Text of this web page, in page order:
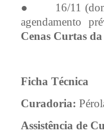
●
16/11
agendamento
Cenas Curtas
Ficha Técnica
Curadoria:
Assistência de